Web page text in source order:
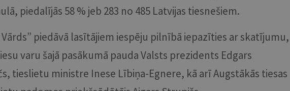
piedalījās 58 % jeb 283 no 485 Latvijas tiesnešiem.
Vārds” piedāvā lasītājiem iespēju pilnībā iepazīties ar skatījumu,
varu šajā pasākumā pauda Valsts prezidents Edgars
tieslietu ministre Inese Lībiņa-Egnere, kā arī Augstākās tiesas